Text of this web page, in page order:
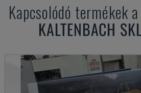
Kapcsolódó termékek
KALTENBACH